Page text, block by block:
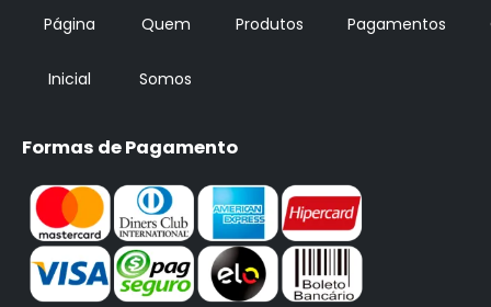
Página
Inicial
Quem
Somos
Produtos Pagamentos
Formas de Pagamento